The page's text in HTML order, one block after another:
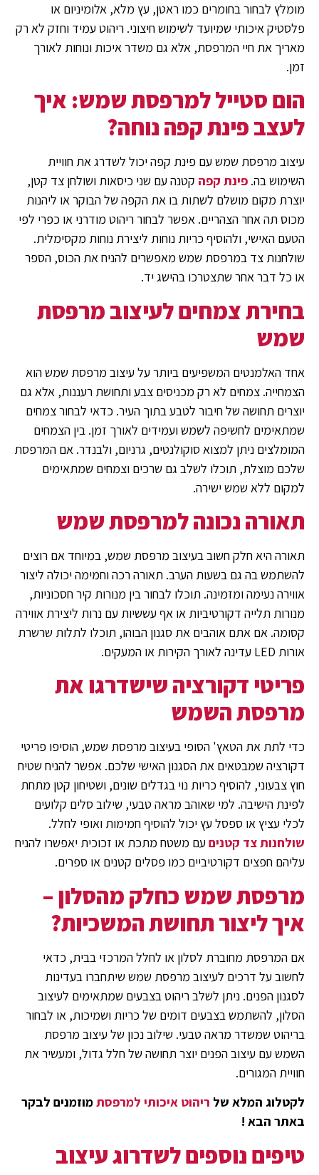
מומלץ לבחור בחומרים כמו ראטן, עץ מלא, אלומיניום או
פלסטיק איכותי שמיועד לשימוש חיצוני. ריהוט עמיד וחזק לא רק
מאריך את חיי המרפסת, אלא גם משדר איכות ונוחות לאורך
זמן.
הום סטייל למרפסת שמש: איך
לעצב פינת קפה נוחה?
עיצוב מרפסת שמש עם פינת קפה יכול לשדרג את חוויית
השימוש בה. פינת קפה קטנה עם שני כיסאות ושולחן צד קטן,
יוצרת מקום מושלם לשתות בו את הקפה של הבוקר או ליהנות
מכוס תה אחר הצהריים. אפשר לבחור ריהוט מודרני או כפרי לפי
הטעם האישי, ולהוסיף כריות נוחות ליצירת נוחות מקסימלית.
שולחנות צד במרפסת שמש מאפשרים להניח את הכוס, הספר
או כל דבר אחר שתצטרכו בהישג יד.
בחירת צמחים לעיצוב מרפסת
שמש
אחד האלמנטים המשפיעים ביותר על עיצוב מרפסת שמש הוא
הצמחייה. צמחים לא רק מכניסים צבע ותחושת רעננות, אלא גם
יוצרים תחושה של חיבור לטבע בתוך העיר. כדאי לבחור צמחים
שמתאימים לחשיפה לשמש ועמידים לאורך זמן. בין הצמחים
המומלצים ניתן למצוא סוקולנטים, גרניום, ולבנדר. אם המרפסת
שלכם מוצלת, תוכלו לשלב גם שרכים וצמחים שמתאימים
למקום ללא שמש ישירה.
תאורה נכונה למרפסת שמש
תאורה היא חלק חשוב בעיצוב מרפסת שמש, במיוחד אם רוצים
להשתמש בה גם בשעות הערב. תאורה רכה וחמימה יכולה ליצור
אווירה נעימה ומזמינה. תוכלו לבחור בין מנורות קיר חסכוניות,
מנורות תלייה דקורטיביות או אף עששיות עם נרות ליצירת אווירה
קסומה. אם אתם אוהבים את סגנון הבוהו, תוכלו לתלות שרשרת
אורות LED עדינה לאורך הקירות או המעקים.
פריטי דקורציה שישדרגו את
מרפסת השמש
כדי לתת את הטאץ' הסופי בעיצוב מרפסת שמש, הוסיפו פריטי
דקורציה שמבטאים את הסגנון האישי שלכם. אפשר להניח שטיח
חוץ צבעוני, להוסיף כריות נוי בגדלים שונים, ושטיחון קטן מתחת
לפינת הישיבה. למי שאוהב מראה טבעי, שילוב סלים קלועים
לכלי עציץ או ספסל עץ יכול להוסיף חמימות ואופי לחלל.
שולחנות צד קטנים עם משטח מתכת או זכוכית יאפשרו להניח
עליהם חפצים דקורטיביים כמו פסלים קטנים או ספרים.
מרפסת שמש כחלק מהסלון –
איך ליצור תחושת המשכיות?
אם המרפסת מחוברת לסלון או לחלל המרכזי בבית, כדאי
לחשוב על דרכים לעיצוב מרפסת שמש שיתחברו בעדינות
לסגנון הפנים. ניתן לשלב ריהוט בצבעים שמתאימים לעיצוב
הסלון, להשתמש בצבעים דומים של כריות ושמיכות, או לבחור
בריהוט שמשדר מראה טבעי. שילוב נכון של עיצוב מרפסת
השמש עם עיצוב הפנים יוצר תחושה של חלל גדול, ומעשיר את
חוויית המגורים.
לקטלוג המלא של ריהוט איכותי למרפסתמוזמנים לבקר
באתר הבא !
טיפים נוספים לשדרוג עיצוב